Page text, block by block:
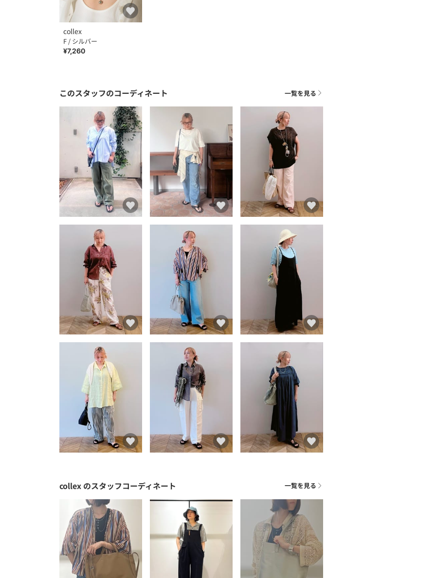
collex
F / シルバー
¥7,260
このスタッフのコーディネート 一覧を見る
collex のスタッフコーディネート 一覧を見る